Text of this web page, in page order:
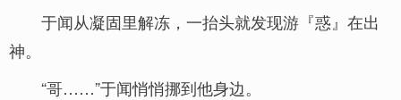
于闻从凝固里解冻，一抬头就发现游『惑』在出
神。
“哥……”于闻悄悄挪到他身边。